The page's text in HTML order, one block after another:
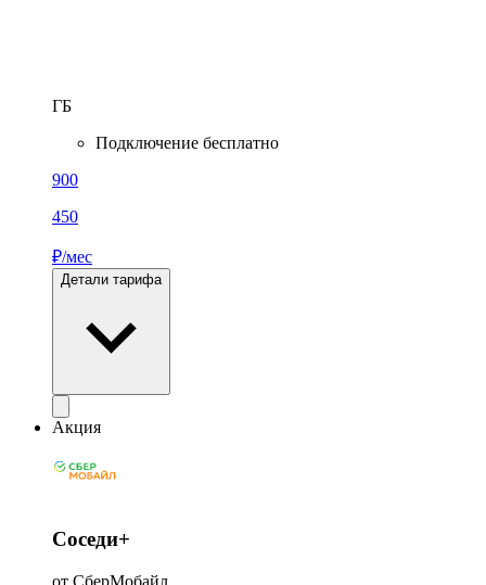
ГБ
Подключение бесплатно
900
450
₽/мес
Детали тарифа
Акция
Соседи+
от СберМобайл